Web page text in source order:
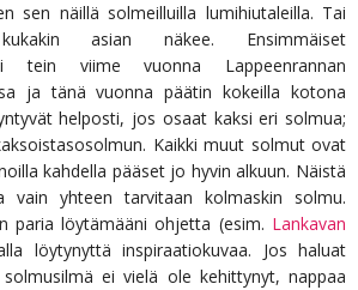
sen näillä solmeilluilla lumihiutaleilla. Tai
asian näkee. Ensimmäiset
tein viime vuonna Lappeenrannan
ja tänä vuonna päätin kokeilla kotona
helposti, jos osaat kaksi eri solmua;
Kaikki muut solmut ovat
kahdella pääset jo hyvin alkuun. Näistä
vain yhteen tarvitaan kolmaskin solmu.
paria löytämääni ohjetta (esim. Lankavan
löytynyttä inspiraatiokuvaa. Jos haluat
ei vielä ole kehittynyt, nappaa